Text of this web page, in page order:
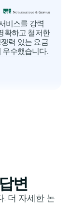
비스를 강력
확하고 철저한
력 있는 요금
우수했습니다.
변
더 자세한 논